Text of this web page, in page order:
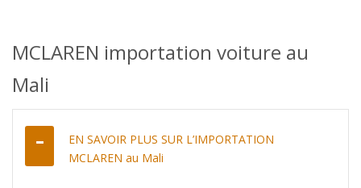
MCLAREN importation voiture au
Mali
EN SAVOIR PLUS SUR L’IMPORTATION
MCLAREN au Mali